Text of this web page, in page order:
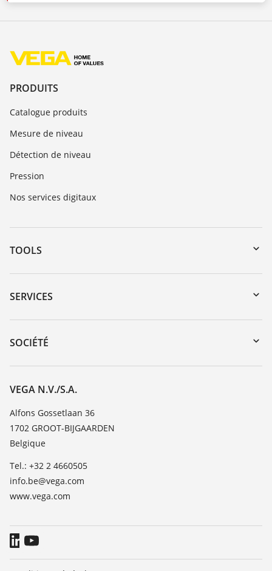
PRODUITS
Catalogue produits
Mesure de niveau
Détection de niveau
Pression
Nos services digitaux
TOOLS
Téléchargements
Recherche par numéro de série
DTM Collection/PACTware
SERVICES
Retour d'appareil
Formations
Liste de compatibilité chimique
TeamViewer
SOCIÉTÉ
Carrière
À propos de VEGA
Contact
News
Presse
Blog
VEGA N.V./S.A.
Alfons Gossetlaan 36
1702 GROOT-BIJGAARDEN
Belgique
Tel.: +32 2 4660505
info.be@vega.com
www.vega.com